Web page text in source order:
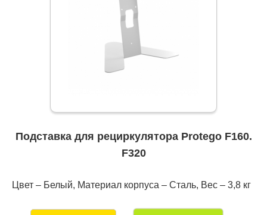
Подставка для рециркулятора Protego F160.
F320
Цвет – Белый, Материал корпуса – Сталь, Вес – 3,8 кг